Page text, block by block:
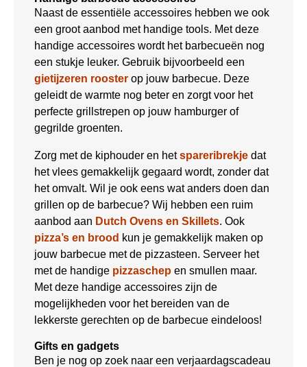
Naast de essentiële accessoires hebben we ook
een groot aanbod met handige tools. Met deze
handige accessoires wordt het barbecueën nog
een stukje leuker. Gebruik bijvoorbeeld een
gietijzeren rooster op jouw barbecue. Deze
geleidt de warmte nog beter en zorgt voor het
perfecte grillstrepen op jouw hamburger of
gegrilde groenten.
Zorg met de kiphouder en hetspareribrekje dat
het vlees gemakkelijk gegaard wordt, zonder dat
het omvalt. Wil je ook eens wat anders doen dan
grillen op de barbecue? Wij hebben een ruim
aanbod aan Dutch Ovens en Skillets. Ook
pizza’s en brood kun je gemakkelijk maken op
jouw barbecue met de pizzasteen. Serveer het
met de handige pizzaschep en smullen maar.
Met deze handige accessoires zijn de
mogelijkheden voor het bereiden van de
lekkerste gerechten op de barbecue eindeloos!
Gifts en gadgets
Ben je nog op zoek naar een verjaardagscadeau